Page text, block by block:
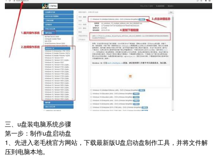
三、u盘装电脑系统步骤
第一步：制作u盘启动盘
1、先进入老毛桃官方网站，下载最新版U盘启动盘制作工具，并将文件解
压到电脑本地。